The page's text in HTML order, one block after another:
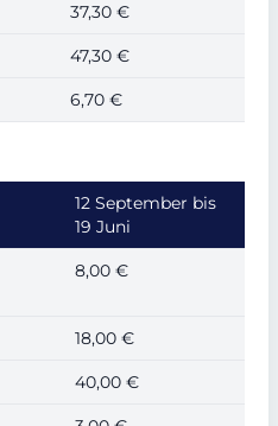
37,30 €
47,30 €
6,70 €
12 September bis
19 Juni
8,00 €
18,00 €
40,00 €